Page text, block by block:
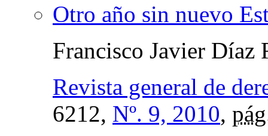
Otro año sin nuevo
Francisco Javier Díaz
Revista general de
6212, Nº. 9, 2010,